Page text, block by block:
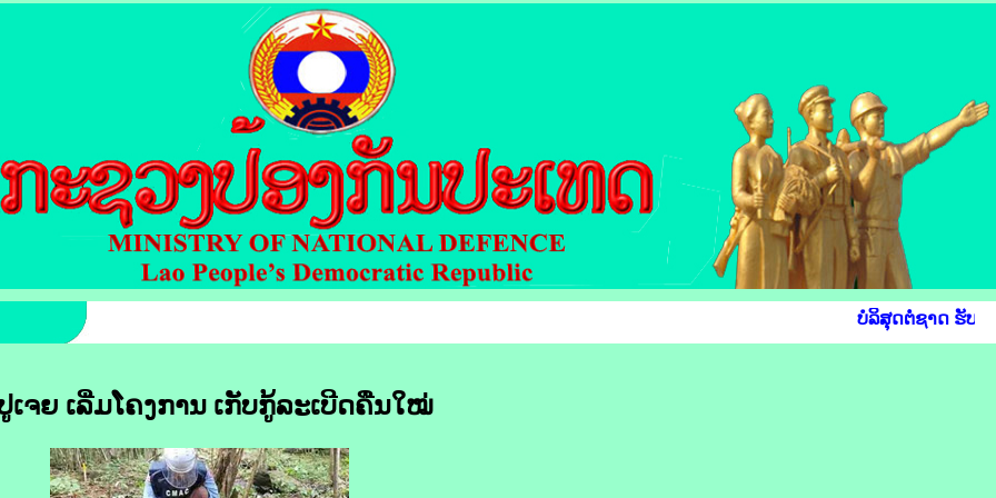
ບໍລິສຸດຕໍ່ຊາດ ຮັບໃ
ເຈຍ ເລີ່ມ​ໂຄງການ ເກັບ​ກູ້​ລະເບີດ​ຄືນ​ໃໝ່​​